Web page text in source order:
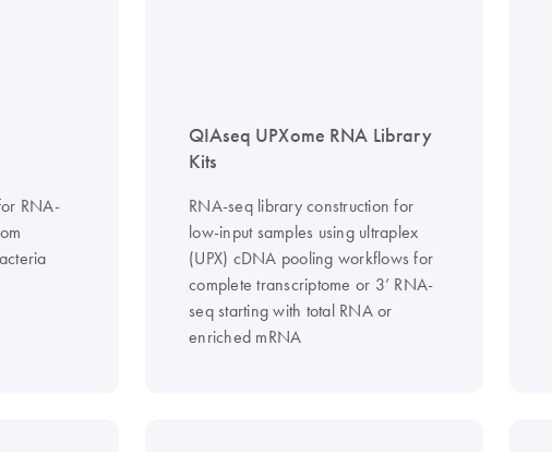
RNA-
QIAseq UPXome RNA Library
Kits
RNA-seq library construction for
low-input samples using ultraplex
(UPX) cDNA pooling workflows for
complete transcriptome or 3’ RNA-
seq starting with total RNA or
enriched mRNA